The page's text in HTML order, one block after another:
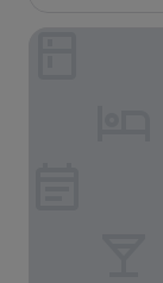
Comfort Inn &